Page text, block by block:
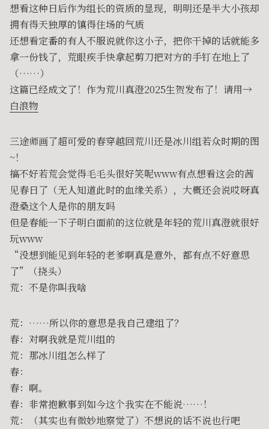
想看这种日后作为组长的资质的显现，明明还是半大小孩却
拥有得天独厚的镇得住场的气质
还想看定番的有人不服说就你这小子，把你干掉的话就能多
拿一份钱了，荒眼疾手快拿起剪刀把对方的手钉在地上了
（……）
这篇已经成文了！作为荒川真澄2025生贺发布了！请用→
白浪物
三途师画了超可爱的春穿越回荒川还是冰川组若众时期的图
~！
搞不好若荒会觉得毛毛头很好笑呢www有点想看这会的茜
见春日了（无人知道此时的血缘关系），大概还会说哎呀真
澄桑这个人是你的朋友吗
但是春能一下子明白面前的这位就是年轻的荒川真澄就很好
玩www
“没想到能见到年轻的老爹啊真是意外，都有点不好意思
了”（挠头）
荒：不是你叫我啥
荒：……所以你的意思是我自己建组了？
春：对啊我就是荒川组的
荒：那冰川组怎么样了
春：
春：啊。
春：非常抱歉事到如今这个我实在不能说……！
荒：（其实也有微妙地察觉了）不想说的话不说也行吧